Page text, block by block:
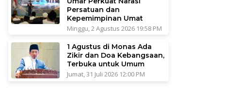
Persatuan dan
Kepemimpinan Umat
Minggu, 2 Agustus 2026 19:58 PM
1 Agustus di Monas Ada
Zikir dan Doa Kebangsaan,
Terbuka untuk Umum
Jumat, 31 Juli 2026 12:00 PM